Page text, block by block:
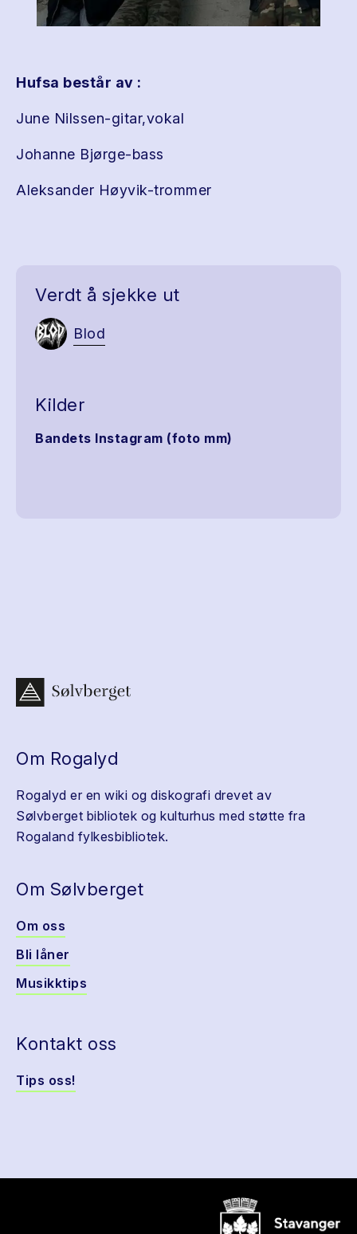
Hufsa består av :
June Nilssen-gitar,vokal
Johanne Bjørge-bass
Aleksander Høyvik-trommer
Verdt å sjekke ut
Blod
Kilder
Bandets Instagram (foto mm)
Om Rogalyd
Rogalyd er en wiki og diskografi drevet av
Sølvberget bibliotek og kulturhus med støtte fra
Rogaland fylkesbibliotek.
Om Sølvberget
Om oss
Bli låner
Musikktips
Kontakt oss
Tips oss!